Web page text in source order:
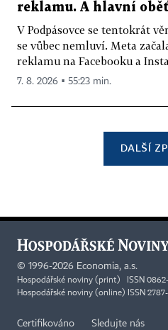
reklamu. A hlavní
V Podpásovce se tentokrát
se vůbec nemluví. Meta
reklamu na Facebooku a
7. 8. 2026 ▪ 55:23 min.
DALŠÍ
© 1996-2026 Economia, a.s.
Hospodářské noviny (print) ISSN
Hospodářské noviny (online) ISSN
Certifikováno Sledujte nás